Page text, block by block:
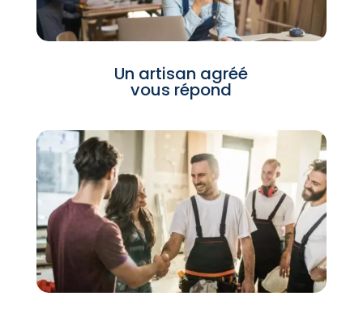
Un artisan agréé
vous répond